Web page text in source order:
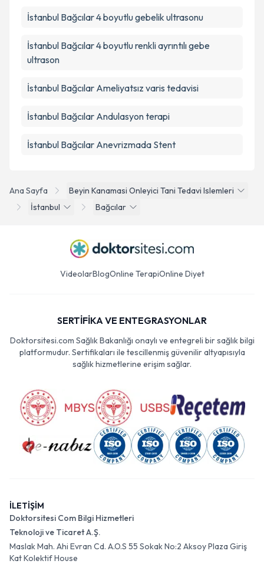
Ana Sayfa
Beyin Kanamasi Onleyici Tani Tedavi Islemleri
İstanbul
Bağcılar
İstanbul Bağcılar 4 boyutlu gebelik ultrasonu
İstanbul Bağcılar 4 boyutlu renkli ayrıntılı gebe
ultrason
İstanbul Bağcılar Ameliyatsız varis tedavisi
İstanbul Bağcılar Andulasyon terapi
İstanbul Bağcılar Anevrizmada Stent
VideolarBlogOnline TerapiOnline Diyet
SERTİFİKA VE ENTEGRASYONLAR
Doktorsitesi.com Sağlık Bakanlığı onaylı ve entegreli bir sağlık bilgi
platformudur. Sertifikaları ile tescillenmiş güvenilir altyapısıyla
sağlık hizmetlerine erişim sağlar.
İLETİŞİM
Doktorsitesi Com Bilgi Hizmetleri
Teknoloji ve Ticaret A.Ş.
Maslak Mah. Ahi Evran Cd. A.O.S 55 Sokak No:2 Aksoy Plaza Giriş
Kat Kolektif House